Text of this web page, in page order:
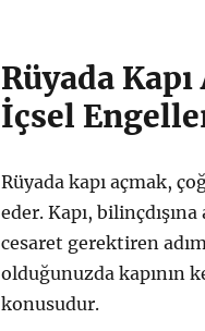
Rüyada
İçsel
Rüyada kapı açmak,
eder. Kapı,
cesaret gerektiren
olduğunuzda kapının
konusudur.